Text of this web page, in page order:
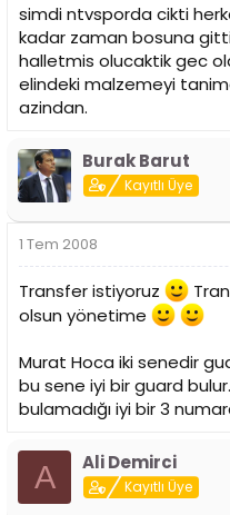
simdi ntvsporda cikti
kadar zaman bosuna
halletmis olucaktik gec
elindeki malzemeyi
azindan.
Burak Barut
Kayıtlı Üye
1 Tem 2008
Transfer istiyoruz
olsun yönetime
Murat Hoca iki senedir
bu sene iyi bir guard
bulamadığı iyi bir 3
A Ali Demirci
Kayıtlı Üye